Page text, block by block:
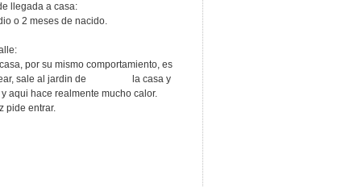
llegada a casa:
meses de nacido.
su mismo comportamiento, es
sale al jardin de la casa y
aqui hace realmente mucho calor.
pide entrar.